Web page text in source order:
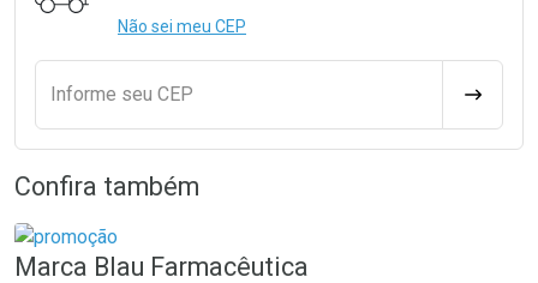
Não sei meu CEP
Informe seu CEP
Confira também
Marca Blau Farmacêutica